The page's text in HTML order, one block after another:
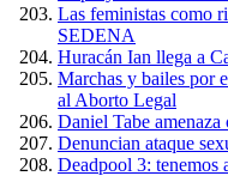
Las feministas como
SEDENA
Huracán Ian llega a
Marchas y bailes por
al Aborto Legal
Daniel Tabe
Denuncian ataque
Deadpool 3: tenemos